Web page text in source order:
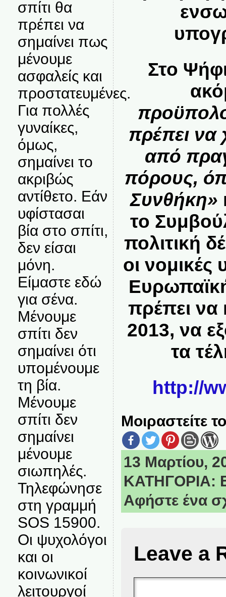
σπίτι θα
πρέπει να
σημαίνει πως
μένουμε
ασφαλείς και
προστατευμένες.
Για πολλές
γυναίκες,
όμως,
σημαίνει το
ακριβώς
αντίθετο. Εάν
υφίστασαι
βία στο σπίτι,
δεν είσαι
μόνη.
Είμαστε εδώ
για σένα.
Μένουμε
σπίτι δεν
σημαίνει ότι
υπομένουμε
τη βία.
Μένουμε
σπίτι δεν
σημαίνει
μένουμε
σιωπηλές.
Τηλεφώνησε
στη γραμμή
SOS 15900.
Οι ψυχολόγοι
και οι
κοινωνικοί
λειτουργοί
Στο
πρέπει να
από
πόρους,
Συνθήκη»
το
πολιτική
οι νομικές
πρέπει να
2013, να
τα
http://
Μοιραστείτε
13 Μαρτίου,
ΚΑΤΗΓΟΡΙΑ:
Αφήστε ένα
Leave a